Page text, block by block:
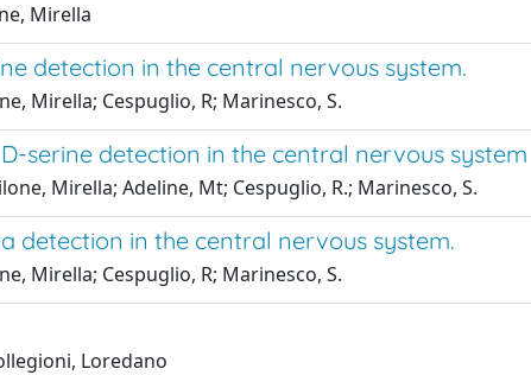
Mirella
detection in the central nervous system.
Mirella; Cespuglio, R; Marinesco, S.
serine detection in the central nervous system
Mirella; Adeline, Mt; Cespuglio, R.; Marinesco, S.
detection in the central nervous system.
Mirella; Cespuglio, R; Marinesco, S.
Loredano